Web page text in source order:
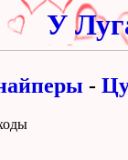
У
-